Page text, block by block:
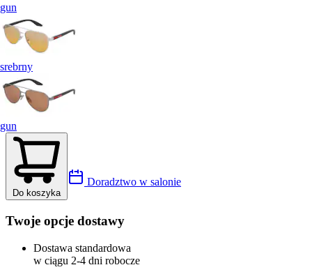
gun
srebrny
gun
Do koszyka
Doradztwo w salonie
Twoje opcje dostawy
Dostawa standardowa
w ciągu 2-4 dni robocze